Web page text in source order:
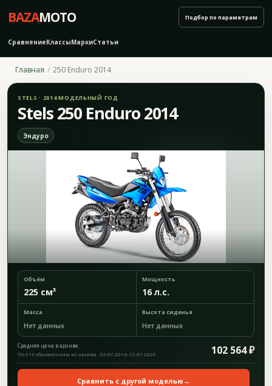
BAZAMOTO
СравнениеКлассыМаркиСтатьи
Подбор по параметрам
Главная 250 Enduro 2014
STELS · 2014 МОДЕЛЬНЫЙ ГОД
Stels 250 Enduro 2014
Эндуро
Объём
225 см³
Мощность
16 л.с.
Масса
Нет данных
Высота сиденья
Нет данных
Средняя цена в архиве 102 564 ₽
По 613 объявлениям из архива · 03.07.2014–12.07.2026
Сравнить с другой моделью →